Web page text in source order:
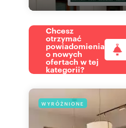
Chcesz
otrzymać
powiadomienia
o nowych
ofertach w tej
kategorii?
WYRÓŻNIONE